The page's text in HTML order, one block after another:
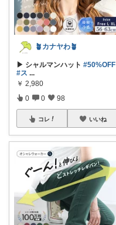
🪴カナヤわ🪴
▶ シャルマンハット #50%OFF
#ス ...
￥ 2,980
0 0 98
コレ いいね